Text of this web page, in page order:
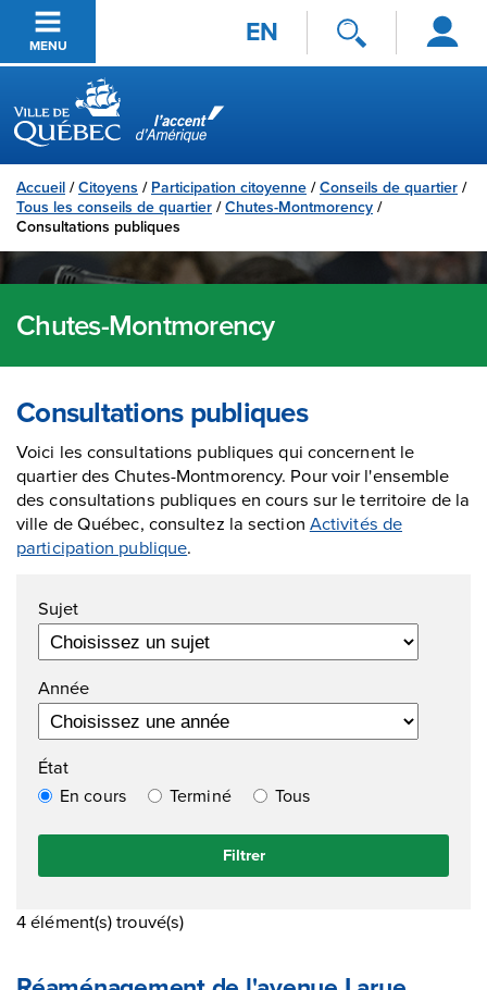
Passer au contenu principal
MENU EN
Se
connecter
Ville de Québec
Accueil /Citoyens / Participation citoyenne /Conseils de quartier /
Tous les conseils de quartier /Chutes-Montmorency /
Consultations publiques
Chutes-Montmorency
Consultations publiques
Voici les consultations publiques qui concernent le
quartier des Chutes-Montmorency. Pour voir l'ensemble
des consultations publiques en cours sur le territoire de la
ville de Québec, consultez la section Activités de
participation publique.
Sujet
Année
État
En cours Terminé Tous
4 élément(s) trouvé(s)